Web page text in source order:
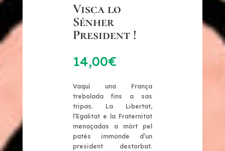
Visca lo
Sénher
President !
14,00€
Vaquí una França
trebolada fins a sas
tripas. La Libertat,
l’Egalitat e la Fraternitat
menaçadas a mòrt pel
patés immonde d’un
president destorbat.